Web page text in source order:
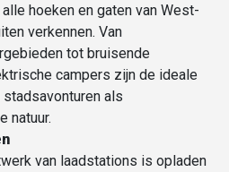
hoeken en gaten van West-
verkennen. Van
tot bruisende
campers zijn de ideale
als
natuur.
van laadstations is opladen